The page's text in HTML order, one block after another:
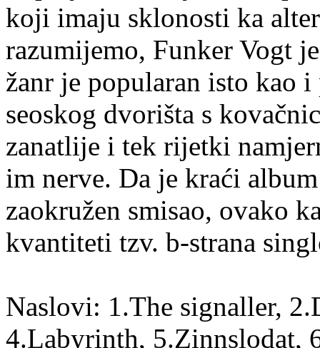
koji imaju sklonosti ka
razumijemo, Funker Vogt
žanr je popularan isto kao
seoskog dvorišta s
zanatlije i tek rijetki
im nerve. Da je kraći
zaokružen smisao, ovako
kvantiteti tzv. b-strana
Naslovi: 1.The signaller,
4.Labyrinth, 5.Zinnslodat,